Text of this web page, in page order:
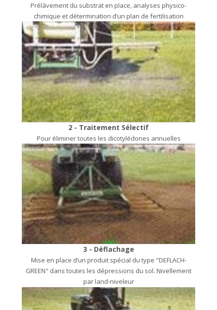
Prélàvement du substrat en place, analyses physico-
chimique et détermination d’un plan de fertilisation
2 - Traitement Sélectif
Pour éliminer toutes les dicotylédones annuelles
3 - Déflachage
Mise en place d’un produit spécial du type "DEFLACH-
GREEN" dans toutes les dépressions du sol. Nivellement
par land-niveleur